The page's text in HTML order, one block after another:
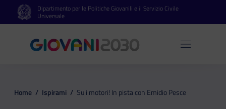
Vai al contenuto principale
Vai al footerDipartimento per le Politiche Giovanili e il Servizio Civile
Universale
Apri
Home / Ispirami / Su i motori! In pista con Emidio Pesce